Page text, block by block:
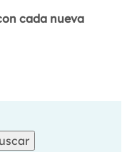
cada nueva